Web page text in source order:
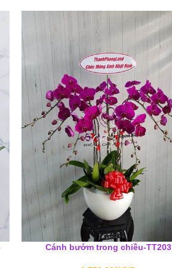
Cánh bướm trong chiều-TT203